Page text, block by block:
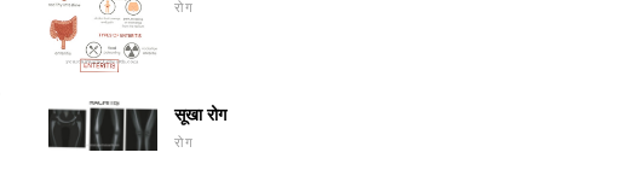
रोग
सूखा रोग
रोग